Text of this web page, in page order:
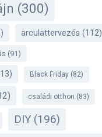
(300)
arculattervezés (112)
(91)
Black Friday(82)
családi otthon (83)
DIY(196)